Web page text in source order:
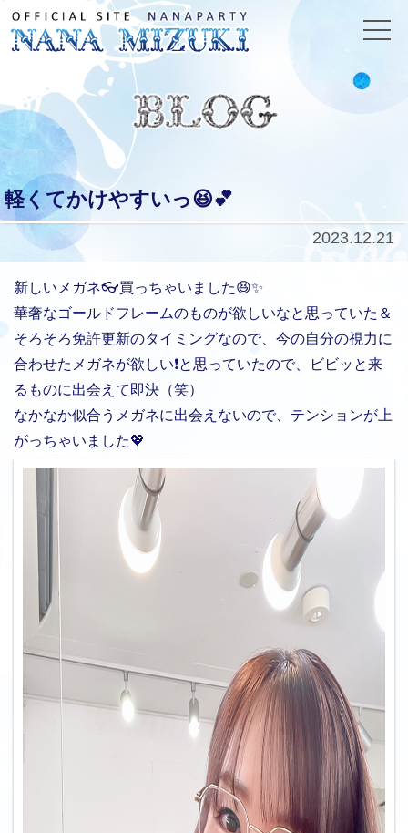
軽くてかけやすいっ😆💕
2023.12.21
新しいメガネ👓買っちゃいました😆✨
華奢なゴールドフレームのものが欲しいなと思っていた＆
そろそろ免許更新のタイミングなので、今の自分の視力に
合わせたメガネが欲しい❗️と思っていたので、ビビッと来
るものに出会えて即決（笑）
なかなか似合うメガネに出会えないので、テンションが上
がっちゃいました💖